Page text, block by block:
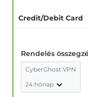
Credit/Debit Card
Rendelés
CyberGhost VPN
24 hónap